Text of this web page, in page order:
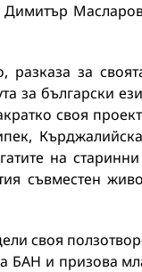
за
за български
своя
на
съвместен
своя
БАН и призова